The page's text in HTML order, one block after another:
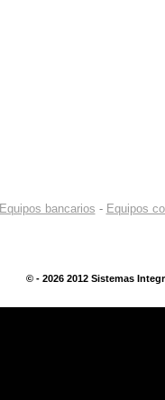
Equipos bancarios - Equipos
© - 2026 2012 Sistemas